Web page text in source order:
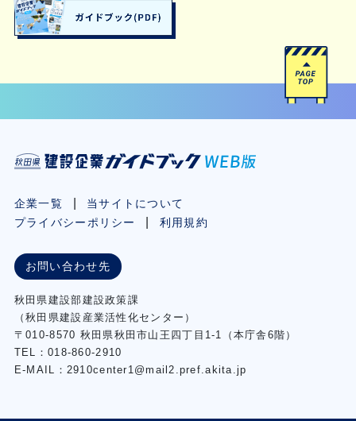
企業一覧
当サイトについて
プライバシーポリシー
利用規約
お問い合わせ先
秋⽥県建設部建設政策課
（秋⽥県建設産業活性化センター）
〒010-8570 秋田県秋田市⼭王四丁⽬1-1（本庁舎6階）
TEL：018-860-2910
E-MAIL：2910center1@mail2.pref.akita.jp